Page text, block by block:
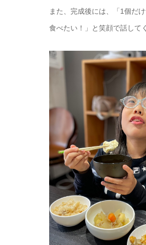
また、完成後には、「1個だ
食べたい！」と笑顔で話して